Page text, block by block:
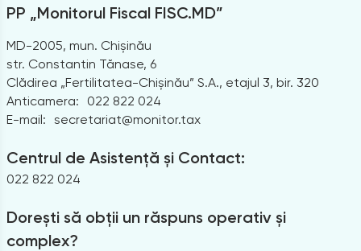
PP „Monitorul Fiscal FISC.MD”
MD-2005, mun. Chișinău
str. Constantin Tănase, 6
Clădirea „Fertilitatea-Chișinău” S.A., etajul 3, bir. 320
Anticamera:
022 822 024
E-mail: secretariat@monitor.tax
Centrul de Asistență și Contact:
022 822 024
Dorești să obții un răspuns operativ și
complex?